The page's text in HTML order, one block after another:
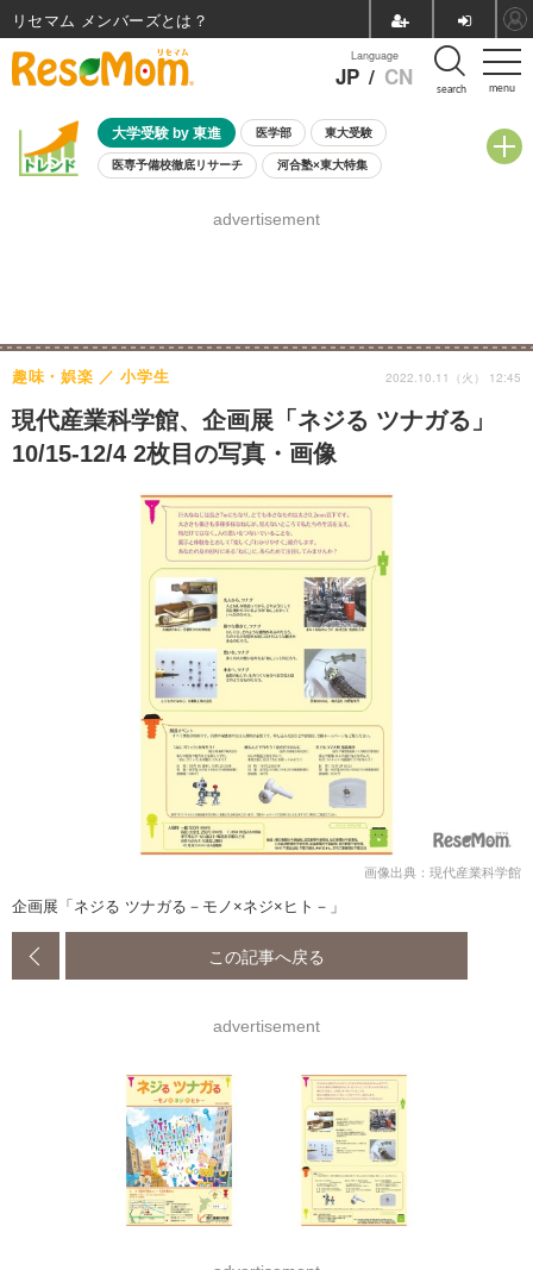
menu
Language
JP / CN search
大学受験 by 東進 医学部 東大受験
医専予備校徹底リサーチ 河合塾×東大特集
8月開催学校説明会・相談会
advertisement
現代産業科学館、企画展「ネジる ツナガる」
10/15-12/4 2枚目の写真・画像
趣味・娯楽 小学生 2022.10.11（火） 12:45
画像出典：現代産業科学館
企画展「ネジる ツナガる－モノ×ネジ×ヒト－」
この記事へ戻る
advertisement
リセマム メンバーズ